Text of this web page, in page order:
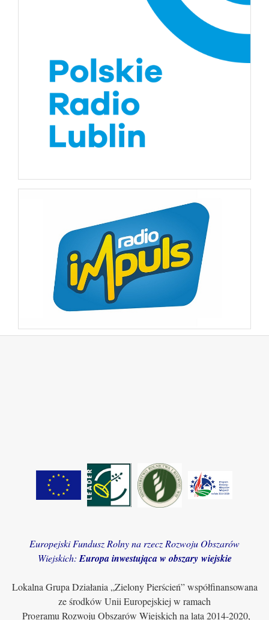
Europejski Fundusz Rolny na rzecz Rozwoju Obszarów
Wiejskich: Europa inwestująca w obszary wiejskie
Lokalna Grupa Działania „Zielony Pierścień” współfinansowana
ze środków Unii Europejskiej w ramach
Programu Rozwoju Obszarów Wiejskich na lata 2014-2020,